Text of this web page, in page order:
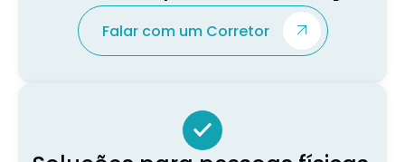
Falar com um Corretor